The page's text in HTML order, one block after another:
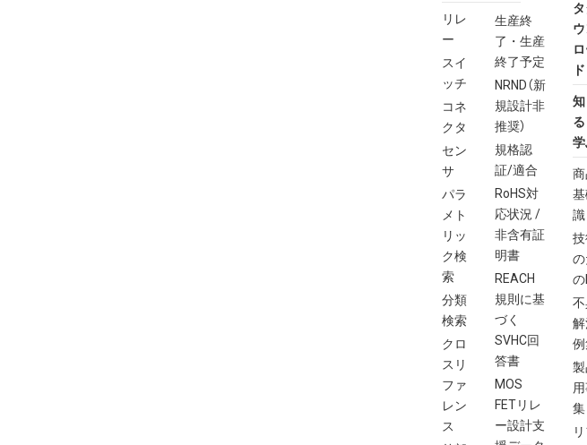
リレ
ー
スイ
ッチ
コネ
クタ
セン
サ
パラ
メト
リッ
ク検
索
分類
検索
クロ
スリ
ファ
レン
ス
生産終
了・生産
終了予定
NRND（新
規設計非
推奨）
規格認
証/適合
RoHS対
応状況 /
非含有証
明書
REACH
規則に基
づく
SVHC回
答書
MOS
FETリレ
ー設計支
ド
知
識
の
集